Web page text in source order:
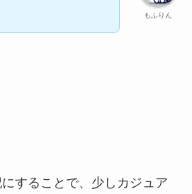
もふりん
することで、少しカジュア